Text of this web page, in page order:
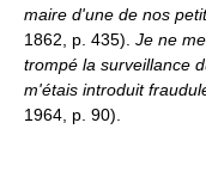
maire d'une de nos
1862, p. 435). Je ne
trompé la surveillance
m'étais introduit
1964, p. 90).